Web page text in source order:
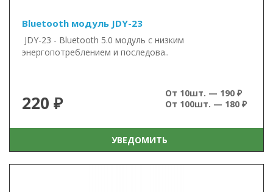
Bluetooth модуль JDY-23
JDY-23 - Bluetooth 5.0 модуль с низким
энергопотреблением и последова..
220 ₽
От 10шт. — 190 ₽
От 100шт. — 180 ₽
УВЕДОМИТЬ